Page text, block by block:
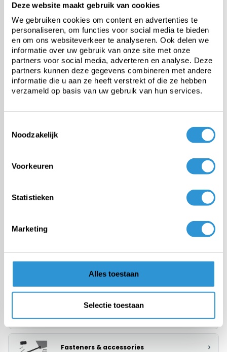
Deze website maakt gebruik van cookies
We gebruiken cookies om content en advertenties te
personaliseren, om functies voor social media te bieden
en om ons websiteverkeer te analyseren. Ook delen we
informatie over uw gebruik van onze site met onze
partners voor social media, adverteren en analyse. Deze
partners kunnen deze gegevens combineren met andere
informatie die u aan ze heeft verstrekt of die ze hebben
verzameld op basis van uw gebruik van hun services.
Noodzakelijk
Voorkeuren
Statistieken
Marketing
Alles toestaan
Selectie toestaan
Bekijken
De #1 in dekzeilen
Onze specialisten helpen je graag
verder
Categorieën
Heavy-duty PVC tarp
Fasteners & accessories